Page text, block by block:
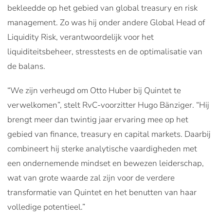
bekleedde op het gebied van global treasury en risk
management. Zo was hij onder andere Global Head of
Liquidity Risk, verantwoordelijk voor het
liquiditeitsbeheer, stresstests en de optimalisatie van
de balans.
“We zijn verheugd om Otto Huber bij Quintet te
verwelkomen”, stelt RvC-voorzitter Hugo Bänziger. “Hij
brengt meer dan twintig jaar ervaring mee op het
gebied van finance, treasury en capital markets. Daarbij
combineert hij sterke analytische vaardigheden met
een ondernemende mindset en bewezen leiderschap,
wat van grote waarde zal zijn voor de verdere
transformatie van Quintet en het benutten van haar
volledige potentieel.”